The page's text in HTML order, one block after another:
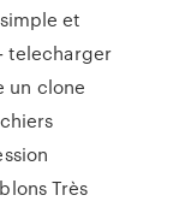
et
telecharger
un clone
Très